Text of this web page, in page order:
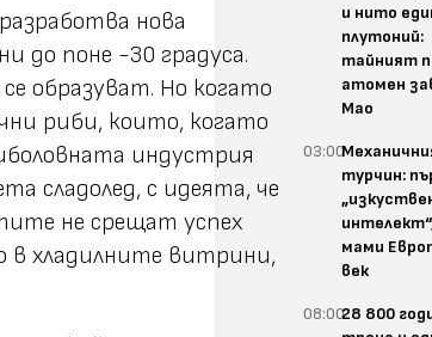
нова
до поне -30 градуса.
образуват. Но когато
риби, които, когато
индустрия
сладолед, с идеята, че
не срещат успех
в хладилните витрини,
и нито
плутоний:
тайният
атомен
Мао
03:00
турчин:
мами
век
08:0028 800